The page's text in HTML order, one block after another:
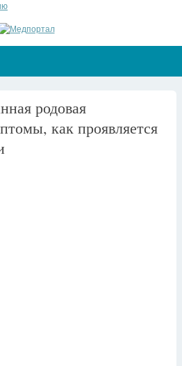
родовая
как проявляется